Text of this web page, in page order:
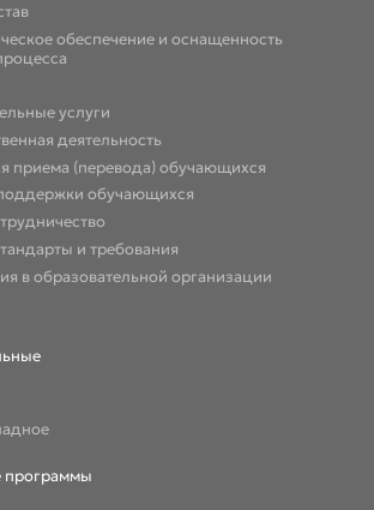
обеспечение и оснащенность
услуги
деятельность
приема (перевода) обучающихся
обучающихся
и требования
в образовательной организации